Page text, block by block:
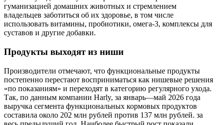
гуманизацией домашних животных и стремлением
владельцев заботиться об их здоровье, в том числе
использовать витамины, пробиотики, омега-3, комплексы для
суставов и другие добавки.
Продукты выходят из ниши
Производители отмечают, что функциональные продукты
постепенно перестают восприниматься как нишевые решения
«по показаниям» и переходят в категорию регулярного ухода.
Так, по данным компании Harly, за январь—май 2026 года
выручка сегмента функциональных кормовых продуктов
составила около 202 млн рублей против 137 млн рублей. за